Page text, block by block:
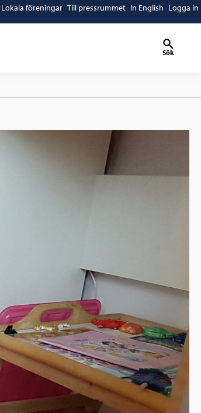
Lokala föreningar Till pressrummet In English Logga in
Sök